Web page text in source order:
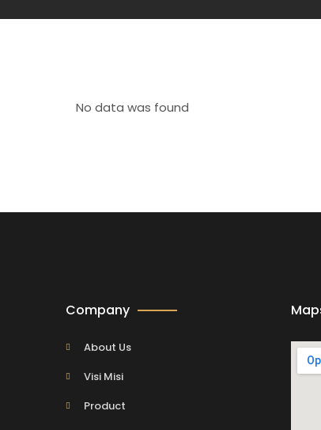
No data was found
Company
About Us
Visi Misi
Product